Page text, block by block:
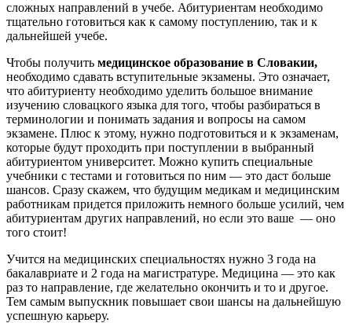
сложных направлений в учебе. Абитуриентам необходимо
тщательно готовиться как к самому поступлению, так и к
дальнейшей учебе.
Чтобы получить медицинское образование в Словакии,
необходимо сдавать вступительные экзамены. Это означает,
что абитуриенту необходимо уделить большое внимание
изучению словацкого языка для того, чтобы разбираться в
терминологии и понимать задания и вопросы на самом
экзамене. Плюс к этому, нужно подготовиться и к экзаменам,
которые будут проходить при поступлении в выбранный
абитуриентом университет. Можно купить специальные
учебники с тестами и готовиться по ним — это даст больше
шансов. Сразу скажем, что будущим медикам и медицинским
работникам придется приложить немного больше усилий, чем
абитуриентам других направлений, но если это ваше — оно
того стоит!
Учится на медицинских специальностях нужно 3 года на
бакалавриате и 2 года на магистратуре. Медицина — это как
раз то направление, где желательно окончить и то и другое.
Тем самым выпускник повышает свои шансы на дальнейшую
успешную карьеру.